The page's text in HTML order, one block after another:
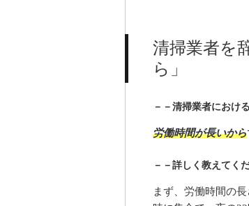
清掃業者を
ら」
－－清掃業者におけ
労働時間が長いから
－－詳しく教えてく
まず、労働時間の